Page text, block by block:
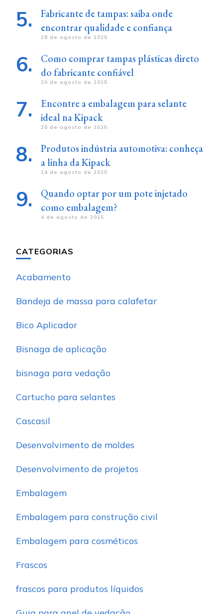
Fabricante de tampas: saiba onde
encontrar qualidade e confiança
28 de agosto de 2025
Como comprar tampas plásticas direto
do fabricante confiável
20 de agosto de 2025
Encontre a embalagem para selante
ideal na Kipack
20 de agosto de 2025
Produtos indústria automotiva: conheça
a linha da Kipack
14 de agosto de 2025
Quando optar por um pote injetado
como embalagem?
4 de agosto de 2025
CATEGORIAS
Acabamento
Bandeja de massa para calafetar
Bico Aplicador
Bisnaga de aplicação
bisnaga para vedação
Cartucho para selantes
Cascasil
Desenvolvimento de moldes
Desenvolvimento de projetos
Embalagem
Embalagem para construção civil
Embalagem para cosméticos
Frascos
frascos para produtos líquidos